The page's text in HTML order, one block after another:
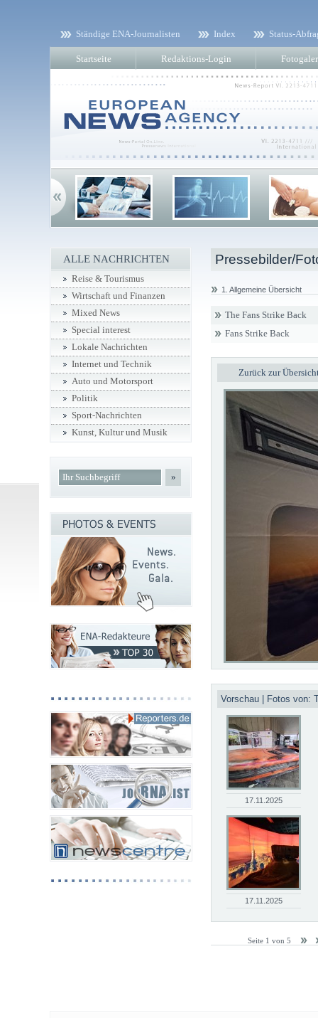
Ständige ENA-Journalisten Index Status-
Startseite Redaktions-Login
Pressebilder/
1. Allgemeine Übersicht
The Fans Strike Back
Fans Strike Back
Zurück zur
Vorschau | Fotos von:
17.11.2025
17.11.2025
Seite 1 von 5
ALLE NACHRICHTEN
Reise & Tourismus
Wirtschaft und Finanzen
Mixed News
Special interest
Lokale Nachrichten
Internet und Technik
Auto und Motorsport
Politik
Sport-Nachrichten
Kunst, Kultur und Musik
»